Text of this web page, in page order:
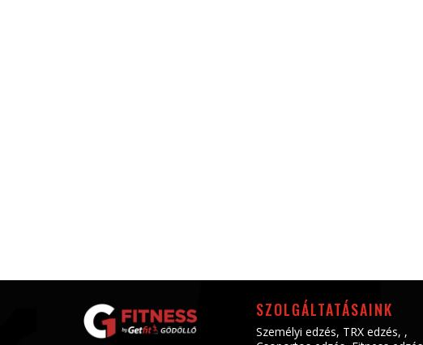
SZOLGÁLTATÁSAINK
Személyi edzés, TRX edzés, ,